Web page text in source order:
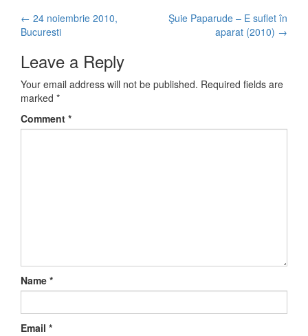
Post navigation
← 24 noiembrie 2010,
Bucuresti
Şuie Paparude – E suflet în
aparat (2010) →
Leave a Reply
Your email address will not be published. Required fields are
marked *
Comment *
Name *
Email *